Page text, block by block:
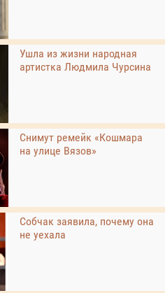
Ушла из жизни народная
артистка Людмила Чурсина
Снимут ремейк «Кошмара
на улице Вязов»
Собчак заявила, почему она
не уехала